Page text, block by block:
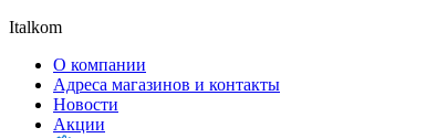
Italkom
О компании
Адреса магазинов и контакты
Новости
Акции